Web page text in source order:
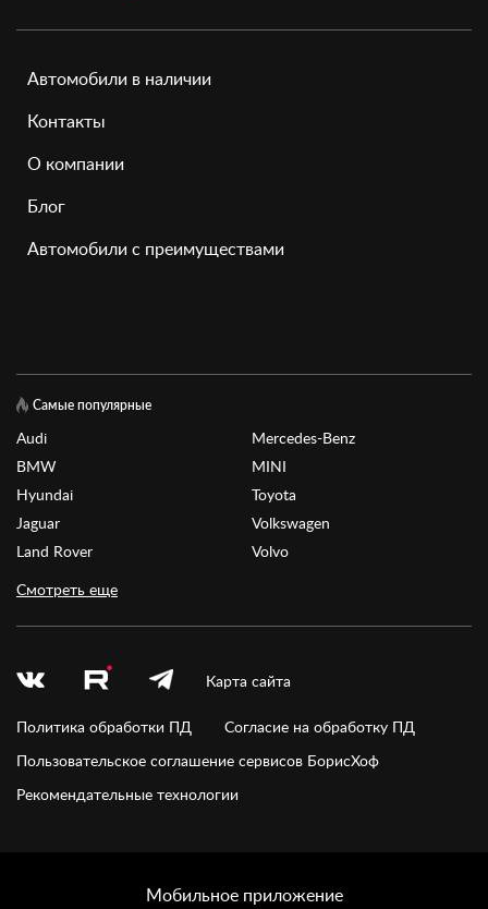
Автомобили в наличии
Контакты
О компании
Блог
Автомобили с преимуществами
Самые популярные
Audi
BMW
Hyundai
Jaguar
Land Rover
Mercedes-Benz
MINI
Toyota
Volkswagen
Volvo
Смотреть еще
Карта сайта
Политика обработки ПД
Согласие на обработку ПД
Пользовательское соглашение сервисов БорисХоф
Рекомендательные технологии
Мобильное приложение